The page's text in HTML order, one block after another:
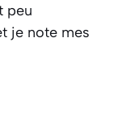
peu
je note mes